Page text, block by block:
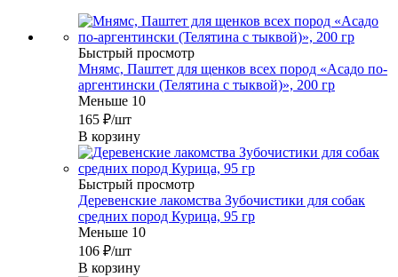
Быстрый просмотр
Мнямс, Паштет для щенков всех пород «Асадо по-
аргентински (Телятина с тыквой)», 200 гр
Меньше 10
165 ₽/шт
В корзину
Быстрый просмотр
Деревенские лакомства Зубочистики для собак
средних пород Курица, 95 гр
Меньше 10
106 ₽/шт
В корзину